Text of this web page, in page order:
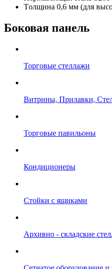
Tолщина 0,6 мм (для
Боковая панель
Торговые стеллажи
Витрины, Прилавки,
Торговые павильоны
Кондиционеры
Стойки с ящиками
Архивно - складские